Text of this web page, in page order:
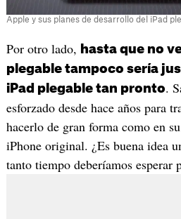
Apple y sus planes de desarrollo del iPad
Por otro lado,
hasta que no
plegable tampoco sería
iPad plegable tan pronto.
esforzado desde hace años para
hacerlo de gran forma como en
iPhone original. ¿Es buena idea
tanto tiempo deberíamos esperar